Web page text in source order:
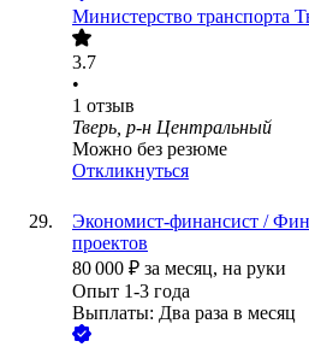
Министерство транспорта
3.7
•
1 отзыв
Тверь, р-н Центральный
Можно без резюме
Откликнуться
Экономист-финансист /
проектов
80 000 ₽ за месяц, на руки
Опыт 1-3 года
Выплаты: Два раза в месяц